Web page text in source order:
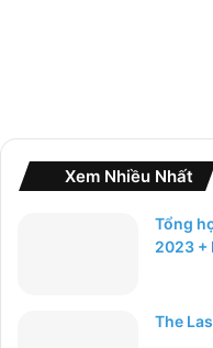
Xem Nhiều Nhất
Tổng
2023 +
The